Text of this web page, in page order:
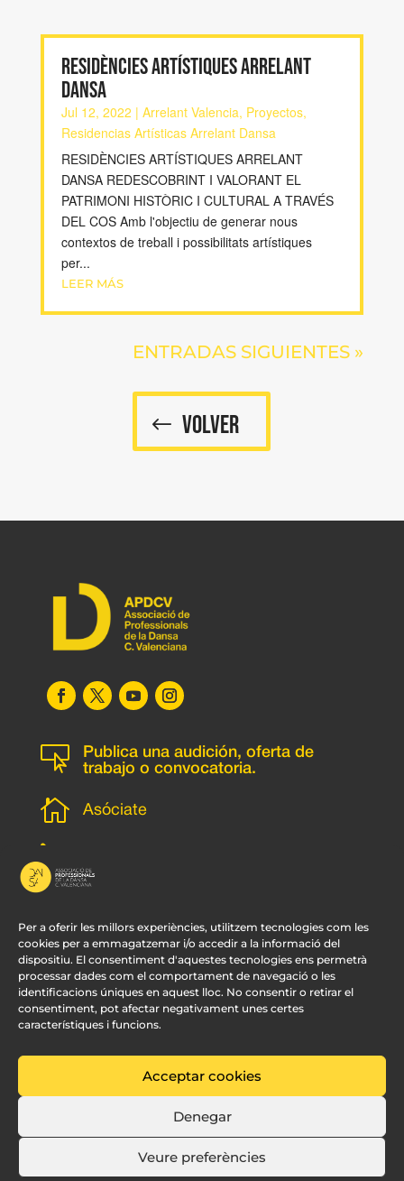
Per a oferir les millors experiències, utilitzem tecnologies com les
cookies per a emmagatzemar i/o accedir a la informació del
dispositiu. El consentiment d'aquestes tecnologies ens permetrà
processar dades com el comportament de navegació o les
identificacions úniques en aquest lloc. No consentir o retirar el
consentiment, pot afectar negativament unes certes
característiques i funcions.
Acceptar cookies
Denegar
Veure preferències
RESIDÈNCIES ARTÍSTIQUES ARRELANT
DANSA
Jul 12, 2022 | Arrelant Valencia, Proyectos,
Residencias Artísticas Arrelant Dansa
RESIDÈNCIES ARTÍSTIQUES ARRELANT
DANSA REDESCOBRINT I VALORANT EL
PATRIMONI HISTÒRIC I CULTURAL A TRAVÉS
DEL COS Amb l'objectiu de generar nous
contextos de treball i possibilitats artístiques
per...
LEER MÁS
ENTRADAS SIGUIENTES »
VOLVER

Publica una audición, oferta de
trabajo o convocatoria.
 Asóciate
l
Diseño Web Valencia:Innobing